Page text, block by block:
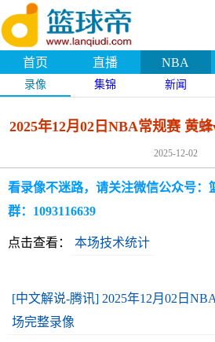
首页 直播 NBA
录像 集锦 新闻
2025年12月02日NBA常规赛 黄
2025-12-02
看录像不迷路，请关注微信公众号：
群：1093116639
点击查看： 本场技术统计
[中文解说-腾讯] 2025年12月02日
场完整录像